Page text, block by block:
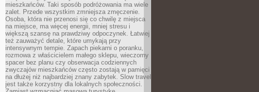
mieszkańców. Taki sposób podróżowania ma wiele
zalet. Przede wszystkim zmniejsza zmęczenie.
Osoba, która nie przenosi się co chwilę z miejsca
na miejsce, ma więcej energii, mniej stresu i
większą szansę na prawdziwy odpoczynek. Łatwiej
też zauważyć detale, które umykają przy
intensywnym tempie. Zapach piekarni o poranku,
rozmowa z właścicielem małego sklepu, wieczorny
spacer bez planu czy obserwacja codziennych
zwyczajów mieszkańców często zostają w pamięci
na dłużej niż najbardziej znany zabytek. Slow travel
jest także korzystny dla lokalnych społeczności.